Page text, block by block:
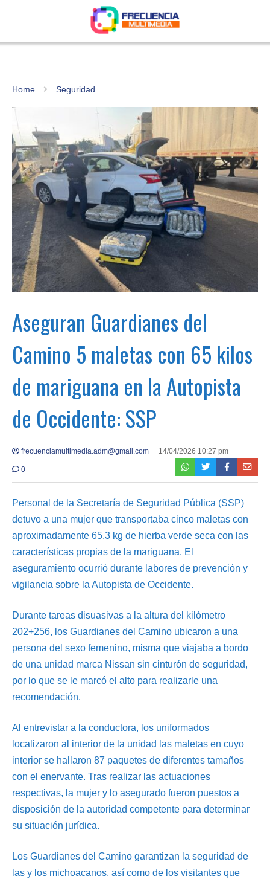
Home Seguridad
Aseguran Guardianes del
Camino 5 maletas con 65 kilos
de mariguana en la Autopista
de Occidente: SSP
frecuenciamultimedia.adm@gmail.com 14/04/2026 10:27 pm
0
Personal de la Secretaría de Seguridad Pública (SSP)
detuvo a una mujer que transportaba cinco maletas con
aproximadamente 65.3 kg de hierba verde seca con las
características propias de la mariguana. El
aseguramiento ocurrió durante labores de prevención y
vigilancia sobre la Autopista de Occidente.
Durante tareas disuasivas a la altura del kilómetro
202+256, los Guardianes del Camino ubicaron a una
persona del sexo femenino, misma que viajaba a bordo
de una unidad marca Nissan sin cinturón de seguridad,
por lo que se le marcó el alto para realizarle una
recomendación.
Al entrevistar a la conductora, los uniformados
localizaron al interior de la unidad las maletas en cuyo
interior se hallaron 87 paquetes de diferentes tamaños
con el enervante. Tras realizar las actuaciones
respectivas, la mujer y lo asegurado fueron puestos a
disposición de la autoridad competente para determinar
su situación jurídica.
Los Guardianes del Camino garantizan la seguridad de
las y los michoacanos, así como de los visitantes que